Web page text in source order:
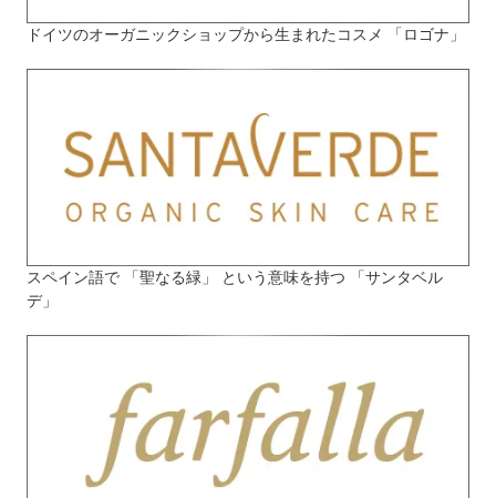
ドイツのオーガニックショップから生まれたコスメ 「ロゴナ」
スペイン語で 「聖なる緑」 という意味を持つ 「サンタベル
デ」